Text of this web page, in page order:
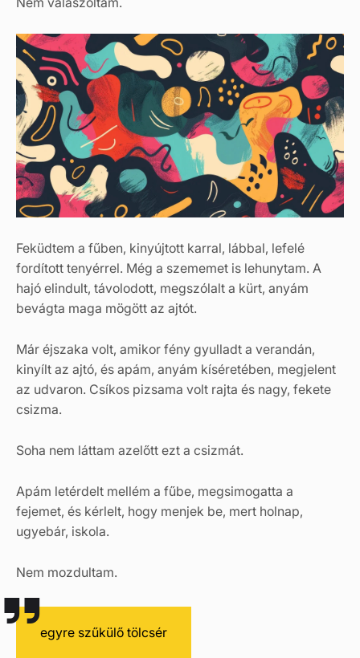
Feküdtem a fűben, kinyújtott karral, lábbal, lefelé
fordított tenyérrel. Még a szememet is lehunytam. A
hajó elindult, távolodott, megszólalt a kürt, anyám
bevágta maga mögött az ajtót.
Már éjszaka volt, amikor fény gyulladt a verandán,
kinyílt az ajtó, és apám, anyám kíséretében, megjelent
az udvaron. Csíkos pizsama volt rajta és nagy, fekete
csizma.
Soha nem láttam azelőtt ezt a csizmát.
Apám letérdelt mellém a fűbe, megsimogatta a
fejemet, és kérlelt, hogy menjek be, mert holnap,
ugyebár, iskola.
Nem mozdultam.
egyre szűkülő tölcsér